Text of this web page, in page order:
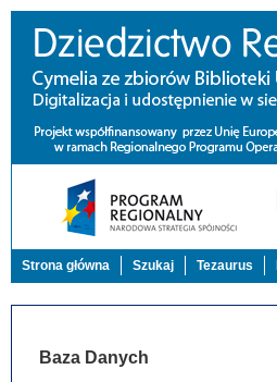
Strona główna Szukaj Tezaurus
Baza Danych